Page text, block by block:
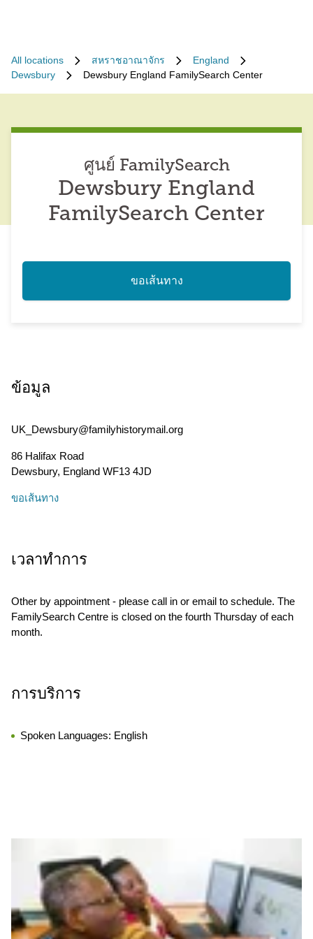
All locations สหราชอาณาจักร
England
Dewsbury
Dewsbury England FamilySearch Center
ศูนย์ FamilySearch
Dewsbury England
FamilySearch Center
ขอเส้นทาง
ข้อมูล
UK_Dewsbury@familyhistorymail.org
86 Halifax Road
Dewsbury, England WF13 4JD
ขอเส้นทาง
เวลาทำการ
Other by appointment - please call in or email to schedule. The
FamilySearch Centre is closed on the fourth Thursday of each
month.
การบริการ
Spoken Languages: English